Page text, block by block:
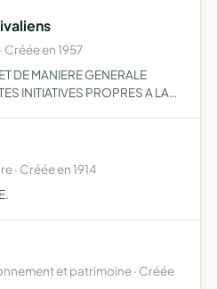
Créée en 1957
DE MANIERE GENERALE
INITIATIVES PROPRES A LA
· Créée en 1914
et patrimoine · Créée